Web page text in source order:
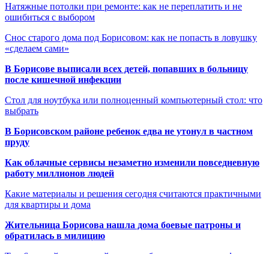
Натяжные потолки при ремонте: как не переплатить и не
ошибиться с выбором
Снос старого дома под Борисовом: как не попасть в ловушку
«сделаем сами»
В Борисове выписали всех детей, попавших в больницу
после кишечной инфекции
Стол для ноутбука или полноценный компьютерный стол: что
выбрать
В Борисовском районе ребенок едва не утонул в частном
пруду
Как облачные сервисы незаметно изменили повседневную
работу миллионов людей
Какие материалы и решения сегодня считаются практичными
для квартиры и дома
Жительница Борисова нашла дома боевые патроны и
обратилась в милицию